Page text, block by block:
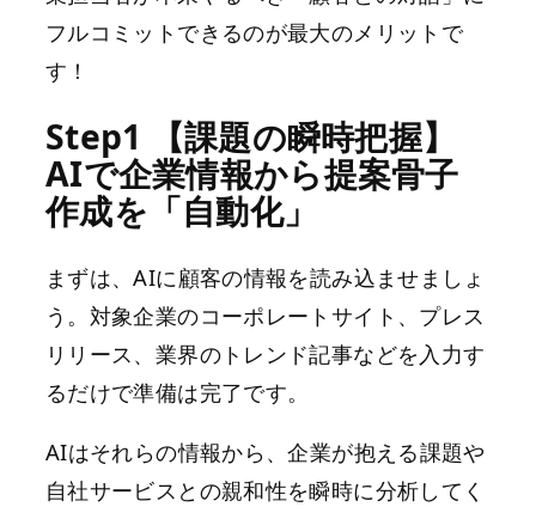
フルコミットできるのが最大のメリットで
す！
Step1 【課題の瞬時把握】
AIで企業情報から提案骨子
作成を「自動化」
まずは、AIに顧客の情報を読み込ませましょ
う。対象企業のコーポレートサイト、プレス
リリース、業界のトレンド記事などを入力す
るだけで準備は完了です。
AIはそれらの情報から、企業が抱える課題や
自社サービスとの親和性を瞬時に分析してく